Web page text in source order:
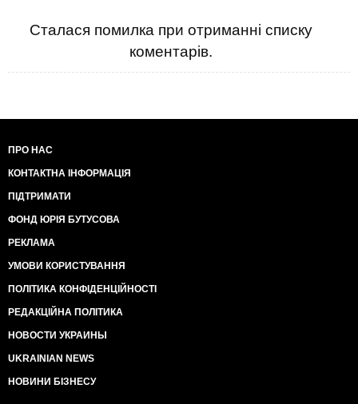
Сталася помилка при отриманні списку
коментарів.
ПРО НАС
КОНТАКТНА ІНФОРМАЦІЯ
ПІДТРИМАТИ
ФОНД ЮРІЯ БУТУСОВА
РЕКЛАМА
УМОВИ КОРИСТУВАННЯ
ПОЛІТИКА КОНФІДЕНЦІЙНОСТІ
РЕДАКЦІЙНА ПОЛІТИКА
НОВОСТИ УКРАИНЫ
UKRAINIAN NEWS
НОВИНИ БІЗНЕСУ